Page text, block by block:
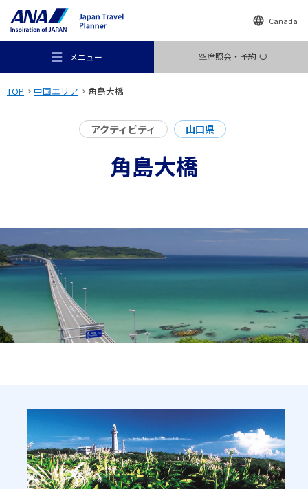
Canada
メニュー 空席照会・予約
行き先
旅のお役立ち情報
TOP 中国エリア 角島大橋
アクティビティ 山口県
角島大橋